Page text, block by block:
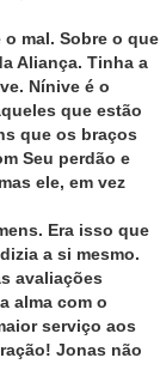
mal. Sobre o que
Aliança. Tinha a
Nínive é o
que estão
que os braços
Seu perdão e
ele, em vez
Era isso que
a si mesmo.
avaliações
alma com o
serviço aos
Jonas não